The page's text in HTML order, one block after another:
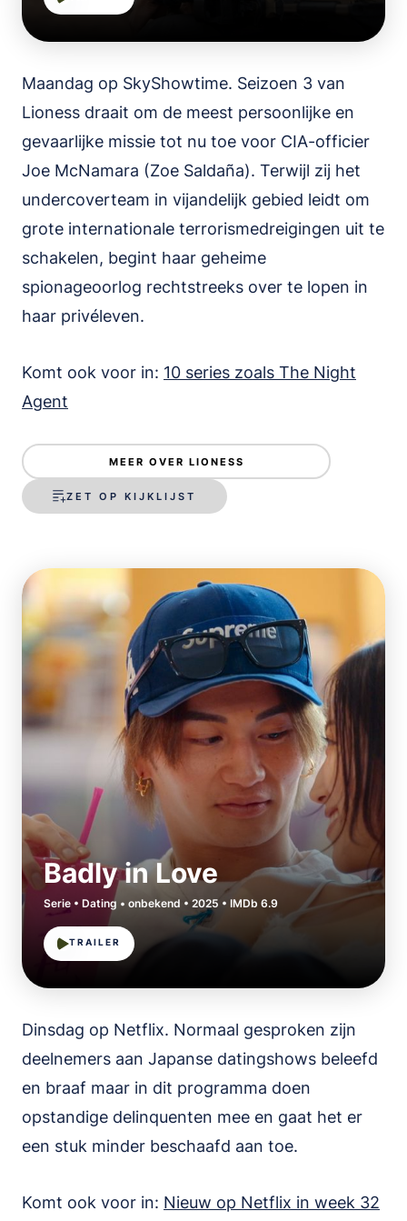
Maandag op SkyShowtime. Seizoen 3 van
Lioness draait om de meest persoonlijke en
gevaarlijke missie tot nu toe voor CIA-officier
Joe McNamara (Zoe Saldaña). Terwijl zij het
undercoverteam in vijandelijk gebied leidt om
grote internationale terrorismedreigingen uit te
schakelen, begint haar geheime
spionageoorlog rechtstreeks over te lopen in
haar privéleven.
Komt ook voor in: 10 series zoals The Night
Agent
MEER OVER LIONESS
ZET OP KIJKLIJST
Badly in Love
Serie • Dating • onbekend • 2025 • IMDb 6.9
TRAILER
Dinsdag op Netflix. Normaal gesproken zijn
deelnemers aan Japanse datingshows beleefd
en braaf maar in dit programma doen
opstandige delinquenten mee en gaat het er
een stuk minder beschaafd aan toe.
Komt ook voor in: Nieuw op Netflix in week 32